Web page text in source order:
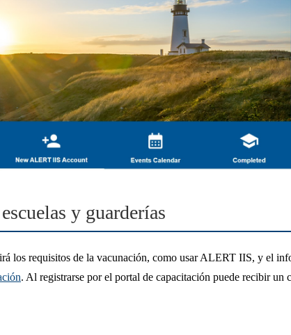
y guarderías
los requisitos de la vacunación, como usar ALERT IIS, y el
. Al registrarse por el portal de capacitación puede recibir